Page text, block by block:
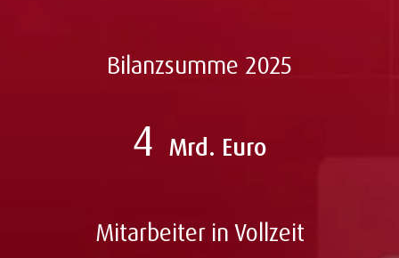
Bilanzsumme 2025
4 Mrd. Euro
Mitarbeiter in Vollzeit